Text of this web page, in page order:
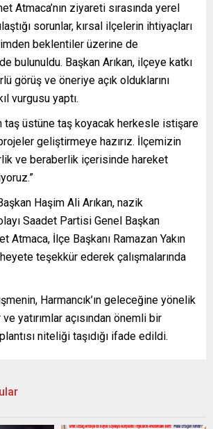
Atmaca’nın ziyareti sırasında yerel
sorunlar, kırsal ilçelerin ihtiyaçları
beklentiler üzerine de
bulunuldu. Başkan Arıkan, ilçeye katkı
görüş ve öneriye açık olduklarını
vurgusu yaptı.
taş üstüne taş koyacak herkesle istişare
geliştirmeye hazırız. İlçemizin
ve beraberlik içerisinde hareket
Haşim Ali Arıkan, nazik
Saadet Partisi Genel Başkan
Atmaca, İlçe Başkanı Ramazan Yakın
teşekkür ederek çalışmalarında
Harmancık’ın geleceğine yönelik
yatırımlar açısından önemli bir
niteliği taşıdığı ifade edildi.